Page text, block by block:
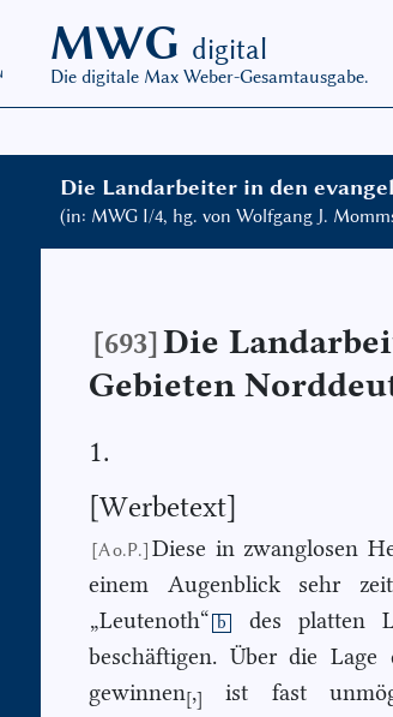
MWG digital
Die digitale Max Weber-Gesamtausgabe.
Die Landarbeiter in den
(in: MWG I/4, hg. von Wolfgang J.
[693] Die
Gebieten
1.
[Werbetext]
[A o.P.] Diese in zwanglosen
einem Augenblick sehr
„Leutenoth“ b
des platten
beschäftigen. Über die
gewinnen[,]
ist fast